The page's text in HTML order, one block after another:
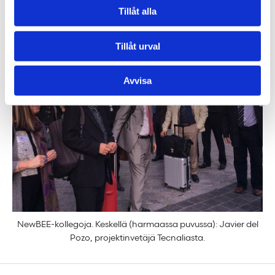
Tillåt alla
Tillåt urval
Avvisa
siis ole vielä 100 % valmis.
NewBEE-kollegoja. Keskellä (harmaassa puvussa): Javier del
Pozo, projektinvetäjä Tecnaliasta.